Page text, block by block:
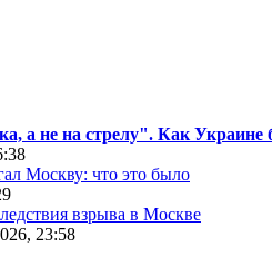
а не на стрелу". Как Украине
Москву: что это было
взрыва в Москве
23:58